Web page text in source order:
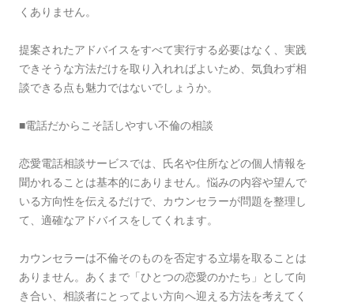
くありません。
提案されたアドバイスをすべて実行する必要はなく、実践
できそうな方法だけを取り入れればよいため、気負わず相
談できる点も魅力ではないでしょうか。
■電話だからこそ話しやすい不倫の相談
恋愛電話相談サービスでは、氏名や住所などの個人情報を
聞かれることは基本的にありません。悩みの内容や望んで
いる方向性を伝えるだけで、カウンセラーが問題を整理し
て、適確なアドバイスをしてくれます。
カウンセラーは不倫そのものを否定する立場を取ることは
ありません。あくまで「ひとつの恋愛のかたち」として向
き合い、相談者にとってよい方向へ迎える方法を考えてく